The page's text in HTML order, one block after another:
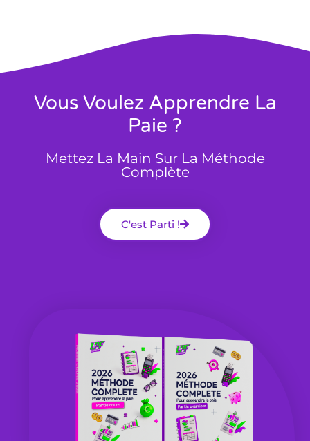
Vous Voulez Apprendre La
Paie ?
Mettez La Main Sur La Méthode
Complète
C'est Parti !